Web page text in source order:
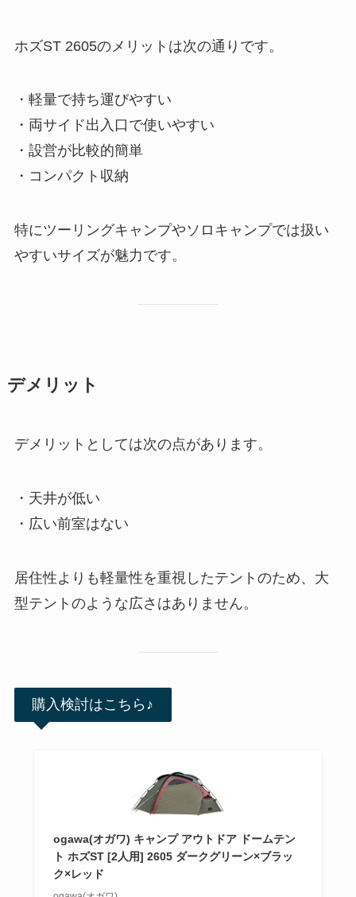
ホズST 2605のメリットは次の通りです。
・軽量で持ち運びやすい
・両サイド出入口で使いやすい
・設営が比較的簡単
・コンパクト収納
特にツーリングキャンプやソロキャンプでは扱い
やすいサイズが魅力です。
デメリット
デメリットとしては次の点があります。
・天井が低い
・広い前室はない
居住性よりも軽量性を重視したテントのため、大
型テントのような広さはありません。
購入検討はこちら♪
ogawa(オガワ) キャンプ アウトドア ドームテン
ト ホズST [2人用] 2605 ダークグリーン×ブラッ
ク×レッド